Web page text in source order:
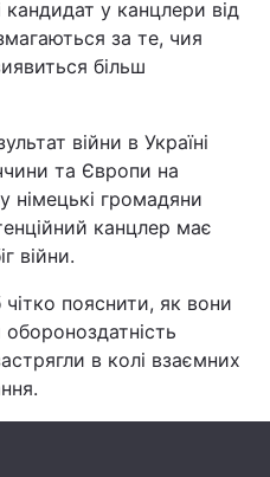
Наука
Інциденти
Погода
у канцлери від
за те, чия
більш
війни в Україні
та Європи на
німецькі громадяни
канцлер має
війни.
пояснити, як вони
в колі взаємних